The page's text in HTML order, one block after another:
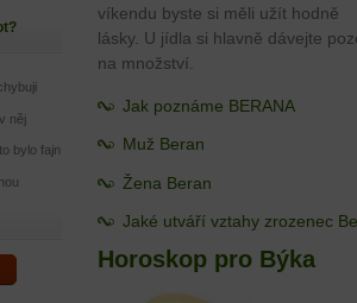
něj
bylo fajn
víkendu byste si měli užít hodně
lásky. U jídla si hlavně dávejte
na množství.
Jak poznáme BERANA
Muž Beran
Žena Beran
Jaké utváří vztahy zrozenec
Horoskop pro Býka